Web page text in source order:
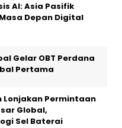
AI: Asia Pasifik
Depan Digital
Gelar OBT Perdana
Pertama
Permintaan
Global,
Sel Baterai